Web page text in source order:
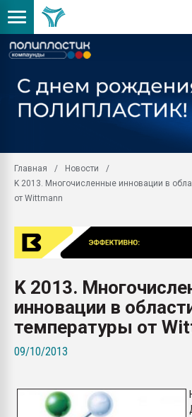
Главная
Новости
K 2013. Многочисленные инновации в
от Wittmann
K 2013.
инновации в
температуры от
09/10/2013